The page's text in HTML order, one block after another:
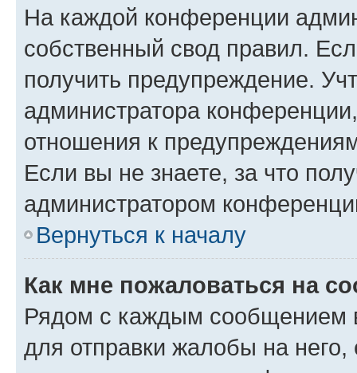
На каждой конференции
собственный свод правил.
получить предупреждение.
администратора
отношения к
Если вы не знаете, за что
администратором
Вернуться к началу
Как мне пожаловаться на
Рядом с каждым сообщением
для отправки жалобы на